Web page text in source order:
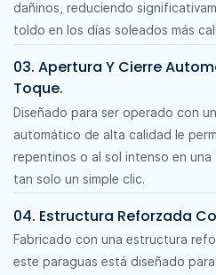
dañinos, reduciendo
toldo en los días soleados más
03. Apertura Y Cierre
Toque.
Diseñado para ser operado con
automático de alta calidad le
repentinos o al sol intenso en
tan solo un simple clic.
04. Estructura Reforzada
Fabricado con una estructura
este paraguas está diseñado